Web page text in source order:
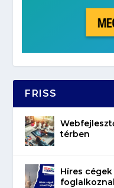
FRISS
térben
Híres